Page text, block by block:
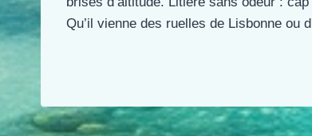
Qu’il vienne des ruelles de Lisbonne ou